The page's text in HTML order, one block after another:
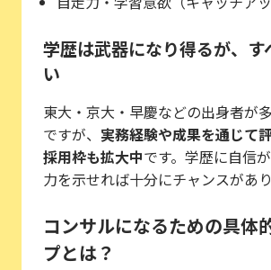
学歴は武器になり得るが、す
い
東大・京大・早慶などの出身者が
ですが、 実務経験や成果を通じて
採用枠も拡大中です。学歴に自信
力を示せれば十分にチャンスがあり
コンサルになるための具体
プとは？